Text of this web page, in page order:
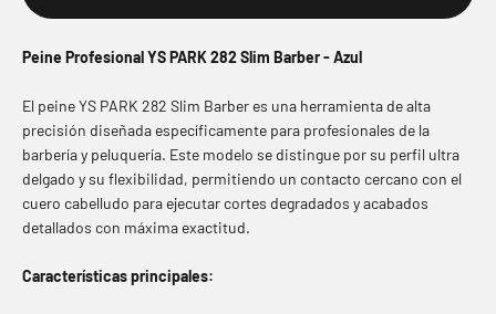
Peine Profesional YS PARK 282 Slim Barber - Azul
El peine YS PARK 282 Slim Barber es una herramienta de alta
precisión diseñada específicamente para profesionales de la
barbería y peluquería. Este modelo se distingue por su perfil ultra
delgado y su flexibilidad, permitiendo un contacto cercano con el
cuero cabelludo para ejecutar cortes degradados y acabados
detallados con máxima exactitud.
Características principales: